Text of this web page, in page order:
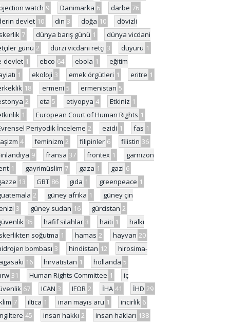
watch 9 Danimarka 6 darbe 76
devlet 10 din 3 doğa 10
dövizli
7 dünya barış günü 1
dünya vicdani
günü 2 dürzi vicdani retçi 3 duyuru 1
devlet 1 ebco 64 ebola 1
eğitim
1 ekoloji 3 emek örgütleri 1 eritre 1
18 ermeni 5 ermenistan 5
2 eta 5 etiyopya 4 Etkiniz 1
1 European Court of Human Rights 1
Periyodik İnceleme 2 ezidi 1 fas 1
4 feminizm 2 filipinler 6 filistin 36
9 fransa 37 frontex 1
garnizon
1 gayrimüslim 7 gaza 1 gazi 6
13 GBT 86 gıda 1 greenpeace 1
2 güney afrika 1
güney çin
3 güney sudan 16 gürcistan 2
35 hafif silahlar 3 haiti 1
halkı
soğutma 1 hamas 2 hayvan 20
bombası 3 hindistan 12
hirosima-
16 hırvatistan 1 hollanda 5
31 Human Rights Committee 1
iç
67 ICAN 3 IFOR 2 İHA 41 İHD 29
7 iltica 1 inan mayıs aru 1 incirlik 6
45 insan hakkı 2 insan hakları 138